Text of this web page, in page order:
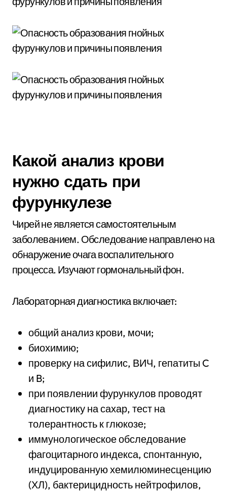
Какой анализ крови
нужно сдать при
фурункулезе
Чирей не является самостоятельным
заболеванием. Обследование направлено на
обнаружение очага воспалительного
процесса. Изучают гормональный фон.
Лабораторная диагностика включает:
общий анализ крови, мочи;
биохимию;
проверку на сифилис, ВИЧ, гепатиты C
и B;
при появлении фурункулов проводят
диагностику на сахар, тест на
толерантность к глюкозе;
иммунологическое обследование
фагоцитарного индекса, спонтанную,
индуцированную хемилюминесценцию
(ХЛ), бактерицидность нейтрофилов,